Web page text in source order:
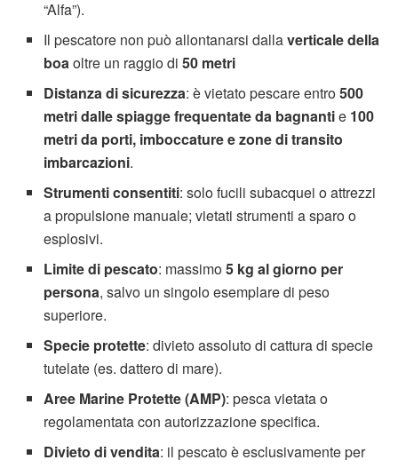
“Alfa”).
Il pescatore non può allontanarsi dallaverticale della
boaoltre un raggio di 50 metri
Distanza di sicurezza: è vietato pescare entro500
metri dalle spiagge frequentate da bagnantie 100
metri da porti, imboccature e zone di transito
imbarcazioni.
Strumenti consentiti: solo fucili subacquei o attrezzi
a propulsione manuale; vietati strumenti a sparo o
esplosivi.
Limite di pescato: massimo5 kg al giorno per
persona, salvo un singolo esemplare di peso
superiore.
Specie protette: divieto assoluto di cattura di specie
tutelate (es. dattero di mare).
Aree Marine Protette (AMP): pesca vietata o
regolamentata con autorizzazione specifica.
Divieto di vendita: il pescato è esclusivamente per